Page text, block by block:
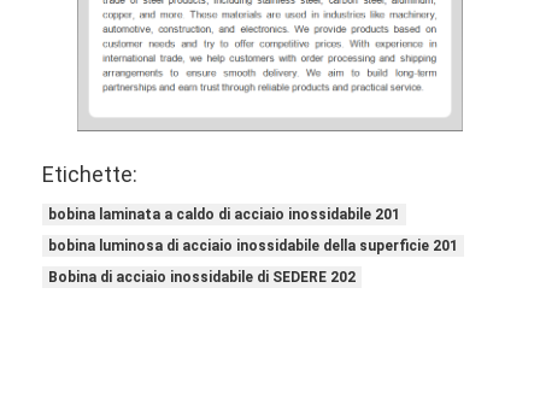
Etichette:
bobina laminata a caldo di acciaio inossidabile 201
bobina luminosa di acciaio inossidabile della superficie 201
Bobina di acciaio inossidabile di SEDERE 202